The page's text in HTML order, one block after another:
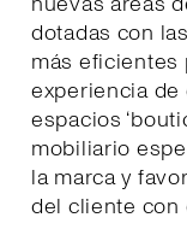
dotadas con
más eficientes
experiencia de
espacios
mobiliario
la marca y
del cliente con